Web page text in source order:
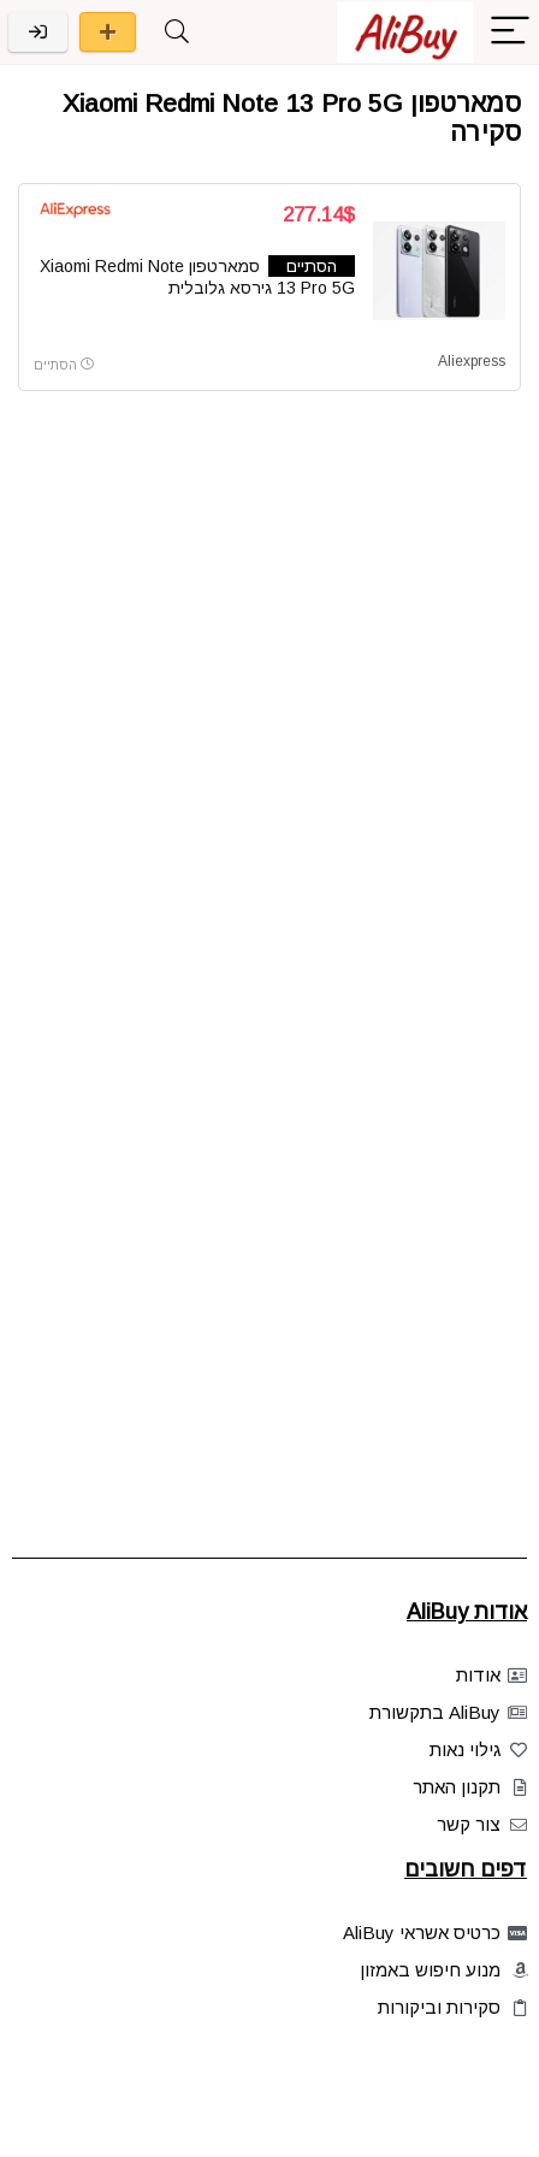
סמארטפון Xiaomi Redmi Note 13 Pro 5G
סקירה
277.14$
הסתיים
סמארטפון Xiaomi Redmi Note
13 Pro 5G גירסא גלובלית
Aliexpress הסתיים
אודות AliBuy
אודות
AliBuy בתקשורת
גילוי נאות
תקנון האתר
צור קשר
דפים חשובים
כרטיס אשראי AliBuy
מנוע חיפוש באמזון
סקירות וביקורות